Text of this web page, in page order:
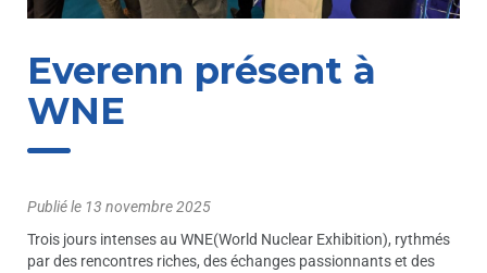
Everenn présent à
WNE
Publié le 13 novembre 2025
Trois jours intenses au WNE(World Nuclear Exhibition), rythmés
par des rencontres riches, des échanges passionnants et des